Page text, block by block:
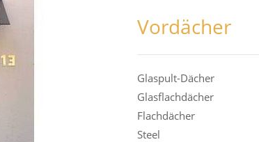
Vordächer
Glaspult-Dächer
Glasflachdächer
Flachdächer
Steel